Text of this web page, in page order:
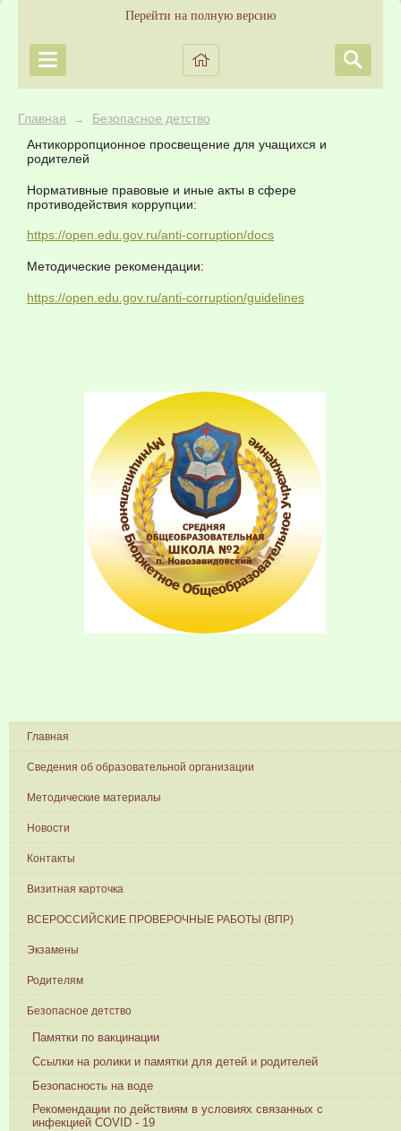
Перейти на полную версию
Главная →
Безопасное детство
Антикорропционное просвещение для учащихся и
родителей
Нормативные правовые и иные акты в сфере
противодействия коррупции:
https://open.edu.gov.ru/anti-corruption/docs
Методические рекомендации:
https://open.edu.gov.ru/anti-corruption/guidelines
Главная
Сведения об образовательной организации
Методические материалы
Новости
Контакты
Визитная карточка
ВСЕРОССИЙСКИЕ ПРОВЕРОЧНЫЕ РАБОТЫ (ВПР)
Экзамены
Родителям
Безопасное детство
Памятки по вакцинации
Ссылки на ролики и памятки для детей и родителей
Безопасность на воде
Рекомендации по действиям в условиях связанных с
инфекцией COVID - 19